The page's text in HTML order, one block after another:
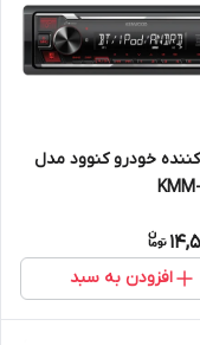
خودرو کنوود مدل
افزودن به سبد